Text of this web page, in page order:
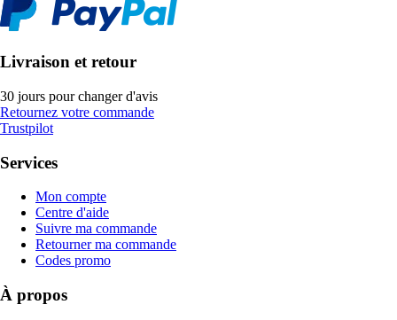
Livraison et retour
30 jours pour changer d'avis
Retournez votre commande
Trustpilot
Services
Mon compte
Centre d'aide
Suivre ma commande
Retourner ma commande
Codes promo
À propos